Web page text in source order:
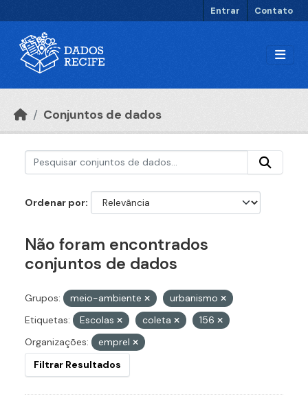
Entrar Contato
Conjuntos de dados
Ordenar por
Não foram encontrados
conjuntos de dados
Grupos: meio-ambiente
urbanismo
Etiquetas:
Escolas coleta
156
Organizações:
emprel
Filtrar Resultados